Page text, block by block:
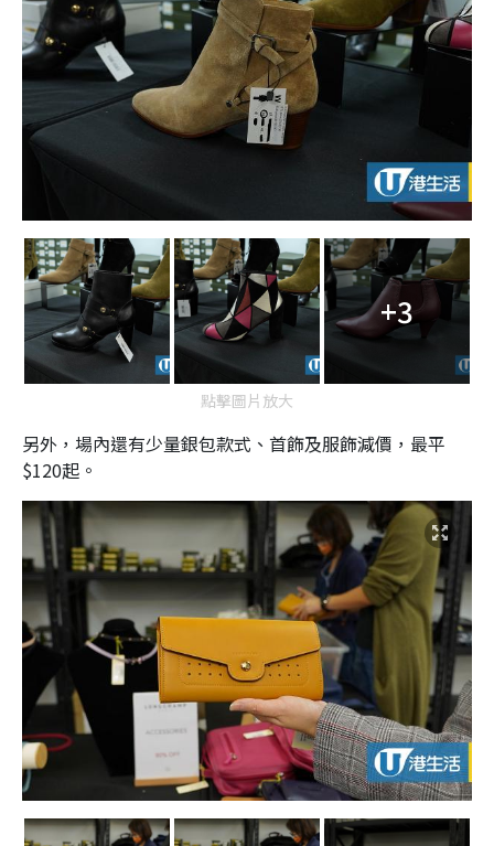
+3
點擊圖片放大
另外，場內還有少量銀包款式、首飾及服飾減價，最平
$120起。